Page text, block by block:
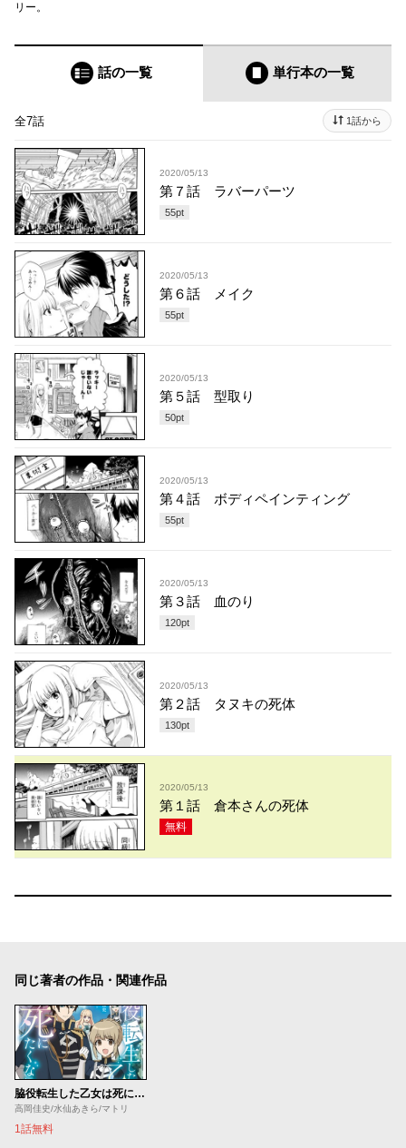
リー。
話の一覧 単行本の一覧
全7話 1話から
2020/05/13
第７話 ラバーパーツ
55pt
2020/05/13
第６話 メイク
55pt
2020/05/13
第５話 型取り
50pt
2020/05/13
第４話 ボディペインティング
55pt
2020/05/13
第３話 血のり
120pt
2020/05/13
第２話 タヌキの死体
130pt
2020/05/13
第１話 倉本さんの死体
無料
同じ著者の作品・関連作品
脇役転生した乙女は死にたくない～死亡フラグを折る度に恋愛フラグが立つ世界で頑張っています！～
高岡佳史/水仙あきら/マトリ
1話無料